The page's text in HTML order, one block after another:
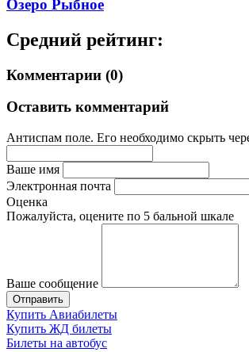
Озеро Рыбное
Средний рейтинг:
Комментарии (0)
Оставить комментарий
Антиспам поле. Его необходимо скрыть
Ваше имя
Электронная почта
Оценка
Пожалуйста, оцените по 5 бальной шкале
Ваше сообщение
Купить Авиабилеты
Купить ЖД билеты
Билеты на автобус